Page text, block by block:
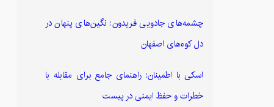
چشمه‌های جادویی فریدون: نگین‌های پنهان در
دل کوه‌های اصفهان
اسکی با اطمینان: راهنمای جامع برای مقابله با
خطرات و حفظ ایمنی در پیست